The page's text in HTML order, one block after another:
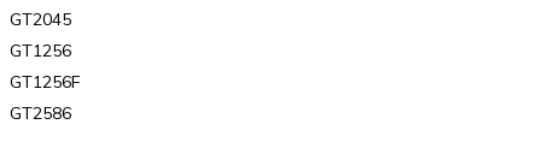
GT2045
GT1256
GT1256F
GT2586